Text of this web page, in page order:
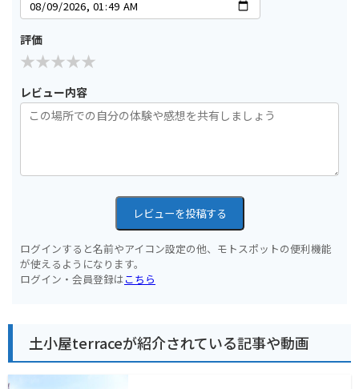
評価
レビュー内容
レビューを投稿する
ログインすると名前やアイコン設定の他、モトスポットの便利機能
が使えるようになります。
ログイン・会員登録はこちら
土小屋terraceが紹介されている記事や動画